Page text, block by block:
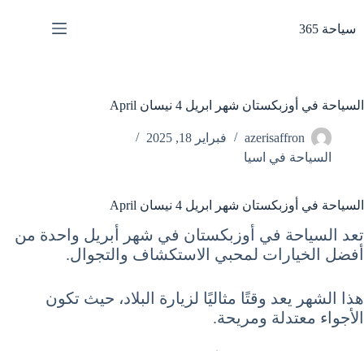
المحتوى
سياحة 365
السياحة في أوزبكستان شهر ابريل 4 نيسان April
azerisaffron
فبراير 18, 2025
السياحة في اسيا
السياحة في أوزبكستان شهر ابريل 4 نيسان April
تعد السياحة في أوزبكستان في شهر أبريل واحدة من
أفضل الخيارات لمحبي الاستكشاف والتجوال.
هذا الشهر يعد وقتًا مثاليًا لزيارة البلاد، حيث تكون
الأجواء معتدلة ومريحة.